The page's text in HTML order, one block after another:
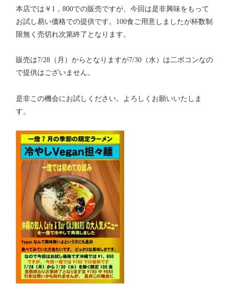
本店では￥1，800での販売ですが、今回は是非興味をもって
お試し易い価格での提供です。100食ご用意しましたが杯数制
限無く売切れ次第終了となります。
販売は7/28（月）からとなりますが7/30（水）は二ボコンなの
で提供はございません。
是非この機会にお試しください。よろしくお願いいたしま
す。